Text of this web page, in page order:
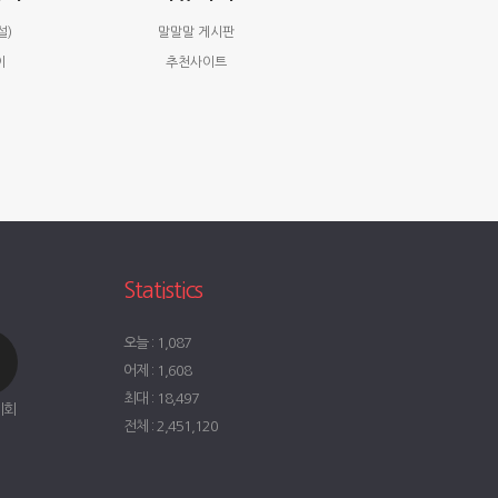
) 말말말 게시판
추천사이트
Statistics
오늘 : 1,087
어제 : 1,608
최대 : 18,497
전체 : 2,451,120